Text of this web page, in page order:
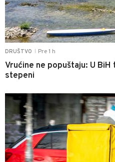
DRUŠTVO Pre 1 h
Vrućine ne popuštaju: U
stepeni